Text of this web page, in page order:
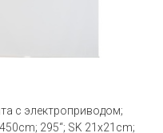
с электроприводом;
295“; SK 21x21cm;